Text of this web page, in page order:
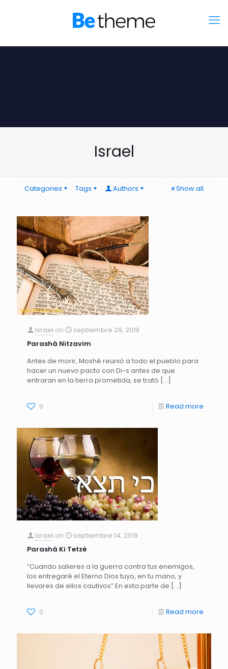
Israel
Categories Tags Authors Show all
Israel on
septiembre 29, 2019
Parashá Nitzavim
Antes de morir, Moshé reunió a todo el pueblo para
hacer un nuevo pacto con Di-s antes de que
entraran en la tierra prometida, se trató […]
0 Read more
Israel on
septiembre 14, 2019
Parashá Ki Tetzé
“Cuando salieres a la guerra contra tus enemigos,
los entregaré el Eterno Dios tuyo, en tu mano, y
llevares de ellos cautivos” En esta parte de […]
0 Read more